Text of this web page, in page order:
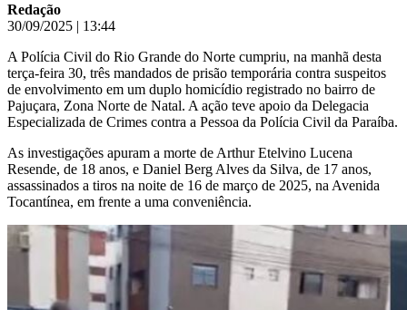
Redação
30/09/2025 | 13:44
A Polícia Civil do Rio Grande do Norte cumpriu, na manhã desta
terça-feira 30, três mandados de prisão temporária contra suspeitos
de envolvimento em um duplo homicídio registrado no bairro de
Pajuçara, Zona Norte de Natal. A ação teve apoio da Delegacia
Especializada de Crimes contra a Pessoa da Polícia Civil da Paraíba.
As investigações apuram a morte de Arthur Etelvino Lucena
Resende, de 18 anos, e Daniel Berg Alves da Silva, de 17 anos,
assassinados a tiros na noite de 16 de março de 2025, na Avenida
Tocantínea, em frente a uma conveniência.